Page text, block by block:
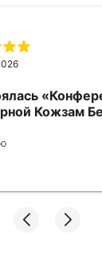
Кожзам
на